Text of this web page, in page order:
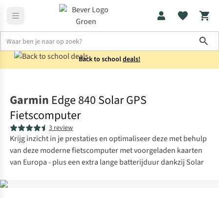
Back to schooldeals!
Garmin Edge 840 Solar GPS
Fietscomputer
3 review
Krijg inzicht in je prestaties en optimaliseer deze met behulp
van deze moderne fietscomputer met voorgeladen kaarten
van Europa - plus een extra lange batterijduur dankzij Solar